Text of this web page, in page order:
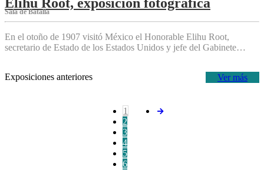
Sala de Batalla
En el otoño de 1907 visitó México el Honorable Elihu Root,
secretario de Estado de los Estados Unidos y jefe del Gabinete…
Ver más
Exposiciones anteriores
1
2
3
4
5
6